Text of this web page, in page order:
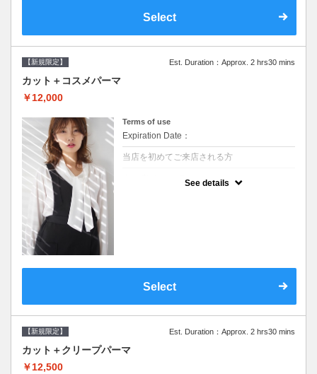
Select
【新規限定】 Est. Duration：Approx. 2 hrs30 mins
カット＋コスメパーマ
￥12,000
Terms of use
Expiration Date：
当店を初めてご来店される方
See details
Select
【新規限定】 Est. Duration：Approx. 2 hrs30 mins
カット＋クリープパーマ
￥12,500